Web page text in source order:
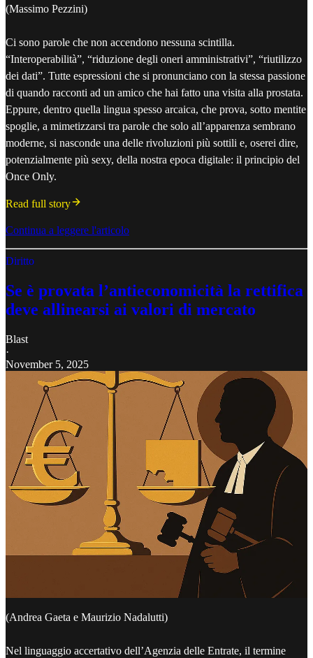
(Massimo Pezzini)
Ci sono parole che non accendono nessuna scintilla.
“Interoperabilità”, “riduzione degli oneri amministrativi”, “riutilizzo
dei dati”. Tutte espressioni che si pronunciano con la stessa passione
di quando racconti ad un amico che hai fatto una visita alla prostata.
Eppure, dentro quella lingua spesso arcaica, che prova, sotto mentite
spoglie, a mimetizzarsi tra parole che solo all’apparenza sembrano
moderne, si nasconde una delle rivoluzioni più sottili e, oserei dire,
potenzialmente più sexy, della nostra epoca digitale: il principio del
Once Only.
Read full story
Continua a leggere l'articolo
Diritto
Se è provata l’antieconomicità la rettifica
deve allinearsi ai valori di mercato
Blast
·
November 5, 2025
(Andrea Gaeta e Maurizio Nadalutti)
Nel linguaggio accertativo dell’Agenzia delle Entrate, il termine